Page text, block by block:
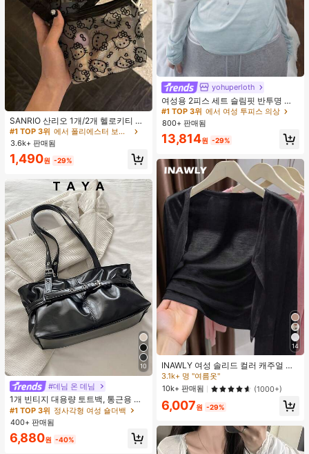
SANRIO 산리오 1개/2개 헬로키티 패
턴 블랙 메쉬 메이크업 백, 작은 뼈 참
장식 포함. 충전 케이블 보관용 또는
야외 핸드백으로 사용 가능. 휴대용 대
용량 메이크업 백으로 달콤하고 패셔
너블한 여성용 폴리에스터 여행용 세
면도구 가방, 여행 및 일상 사용 필수
품. 안전한 지퍼가 있는 일상 메이크업
수납 가방.
#1 TOP 3위
거의 매진!
#1 TOP 3위
에서 폴리에스터 보관 가방
거의 매진!
#1 TOP 3위
에서 폴리에스터 보관 가방
거의 매진!
#1 TOP 3위
거의 매진!
3.6k+ 판매됨
1,490원 -29%
10
#데님 온 데님
1개 빈티지 대용량 토트백, 통근용 오
버사이즈 겨드랑이 가방, 패션 오토바
이 가방, PU 솔리드 컬러 오일 왁스 가
죽, 스트랩 장식, 지퍼 잠금, 직장/학
교/여행/선물용 여성 숄더백, 일상 사
용을 위한 최고의 선택
#1 TOP 3위 정사각형 여성 숄더백
거의 매진!
#1 TOP 3위 정사각형 여성 숄더백
거의 매진!
#1 TOP 3위 정사각형 여성 숄더백
거의 매진!
#1 TOP 3위
거의 매진!
400+ 판매됨
6,880원 -40%
yohuperloth
여성용 2피스 세트 슬림핏 반투명 스
파게티 스트랩 스트라이프 캐미솔 탑
우아한
#1 TOP 3위 에서 여성 투피스 의상
거의 매진!
#1 TOP 3위 에서 여성 투피스 의상
거의 매진!
#1 TOP 3위 에서 여성 투피스 의상
거의 매진!
#1 TOP 3위
거의 매진!
800+ 판매됨
13,814원 -29%
14
INAWLY 여성 솔리드 컬러 캐주얼 얇
은 가디건, 봄/여름
3.1k+ 명 "여름옷"
10k+ 판매됨
(1000+)
6,007원 -29%